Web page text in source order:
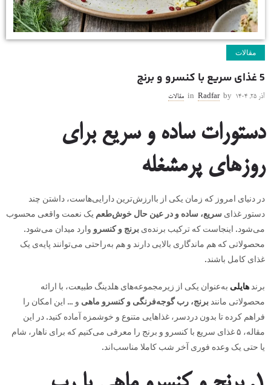
مقالات
5 غذای سریع با کنسرو و برنج
آذر ۲۵, ۱۴۰۴ by
Radfar
in مقالات
دستورات ساده و سریع برای
روزهای پرمشغله
در دنیای امروز که زمان یکی از باارزش‌ترین دارایی‌هاست، داشتن چند
دستور غذای سریع، ساده و در عین حال خوش‌طعم یک نعمت واقعی محسوب
می‌شود. اینجاست که ترکیب برنده‌ی برنج و کنسرو وارد میدان می‌شود.
محصولاتی که هم ماندگاری بالایی دارند و هم به‌راحتی می‌توانند پایه‌ی یک
غذای کامل باشند.
برند هایلی به‌عنوان یکی از زیرمجموعه‌های هلدینگ طبیعت، با ارائه
محصولاتی مانند برنج، رب گوجه‌فرنگی و کنسرو ماهی و … این امکان را
فراهم کرده تا بدون دردسر، غذاهایی متنوع و خوشمزه آماده کنید. در این
مقاله، ۵ غذای سریع با کنسرو و برنج را معرفی می‌کنیم که برای ناهار، شام
یا حتی یک وعده فوری آخر شب کاملا مناسب‌اند.